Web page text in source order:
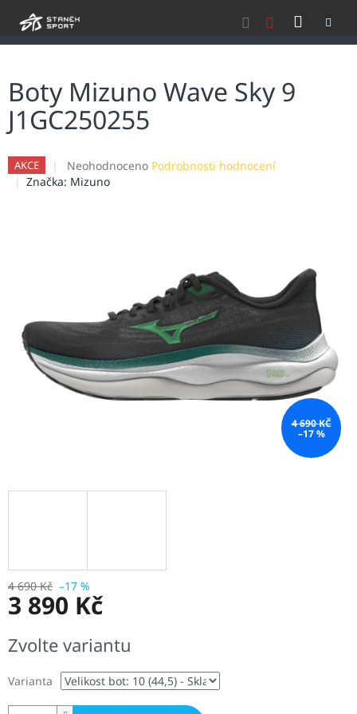
Boty Mizuno Wave Sky 9
J1GC250255
AKCE
Průměrné
hodnocení
Neohodnoceno Podrobnosti hodnocení
Značka: Mizuno
4 690 KČ
–17 %
4 690 Kč –17 %
3 890 Kč
cena:
Zvolte variantu
Varianta